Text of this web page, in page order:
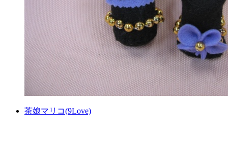
茶娘マリコ(9Love)